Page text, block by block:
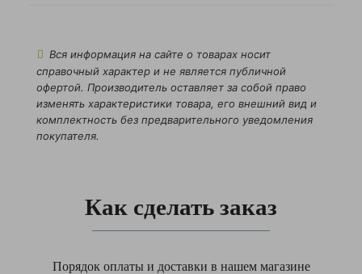
Вся информация на сайте о товарах носит
справочный характер и не является публичной
офертой. Производитель оставляет за собой право
изменять характеристики товара, его внешний вид и
комплектность без предварительного уведомления
покупателя.
Как сделать заказ
Порядок оплаты и доставки в нашем магазине